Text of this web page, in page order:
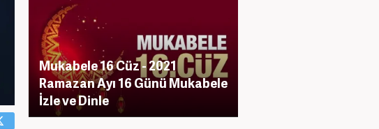
Mukabele 16 Cüz - 2021
Ramazan Ayı 16 Günü Mukabele
İzle ve Dinle